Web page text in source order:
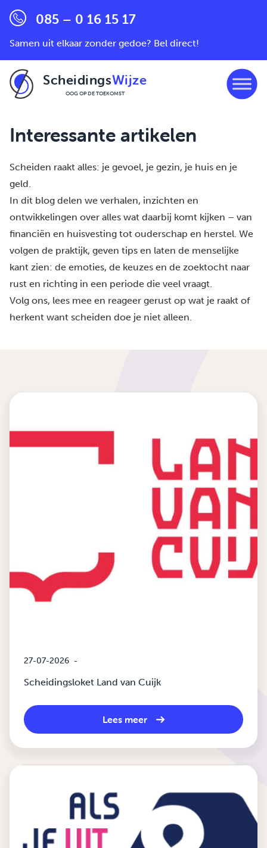
085 – 0 16 15 17
Samen uit elkaar zonder gedoe? Bel direct!
ScheidingsWijze
OOG OP DE TOEKOMST
Interessante artikelen
Scheiden raakt alles: je gevoel, je gezin, je huis en je
geld.
In dit blog delen we verhalen, inzichten en
ontwikkelingen over alles wat daarbij komt kijken – van
financiën en huisvesting tot ouderschap en herstel. We
volgen de praktijk, geven tips en laten de menselijke
kant zien: de emoties, de keuzes en de zoektocht naar
rust en richting in een periode die veel vraagt.
Volg ons, lees mee en reageer gerust op wat je raakt of
herkent want scheiden doe je niet alleen.
27-07-2026 -
Scheidingsloket Land van Cuijk
Lees meer